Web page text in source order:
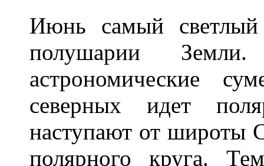
Июнь самый
полушарии
астрономические
северных идет
наступают от широты
полярного круга.